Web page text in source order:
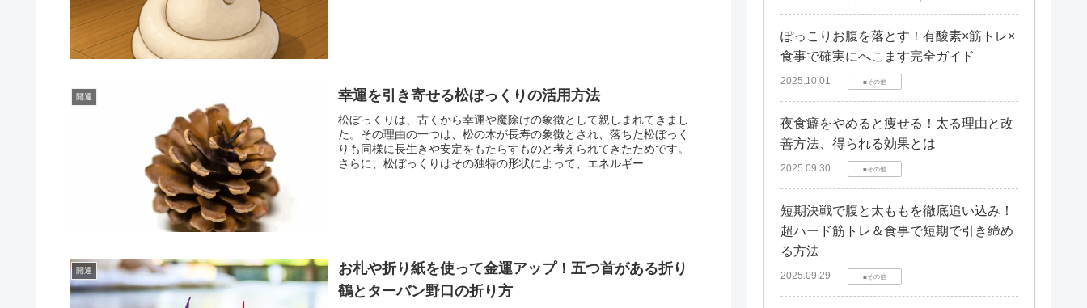
開運 幸運を引き寄せる松ぼっくりの活用方法
松ぼっくりは、古くから幸運や魔除けの象徴として親しまれてきまし
た。その理由の一つは、松の木が長寿の象徴とされ、落ちた松ぼっく
りも同様に長生きや安定をもたらすものと考えられてきたためです。
さらに、松ぼっくりはその独特の形状によって、エネルギー...
開運
お札や折り紙を使って金運アップ！五つ首がある折り
鶴とターバン野口の折り方
ぽっこりお腹を落とす！有酸素×筋トレ×
食事で確実にへこます完全ガイド
2025.10.01 ■その他
夜食癖をやめると痩せる！太る理由と改
善方法、得られる効果とは
2025.09.30 ■その他
短期決戦で腹と太ももを徹底追い込み！
超ハード筋トレ＆食事で短期で引き締め
る方法
2025.09.29 ■その他